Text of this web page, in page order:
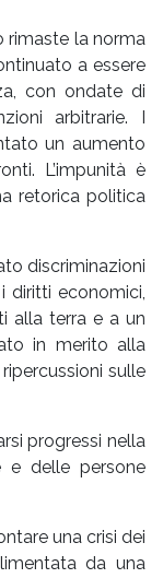
rimaste la norma
a essere
con ondate di
arbitrarie. I
un aumento
L’impunità è
retorica politica
discriminazioni
diritti economici,
alla terra e a un
in merito alla
sulle
progressi nella
delle persone
una crisi dei
da una